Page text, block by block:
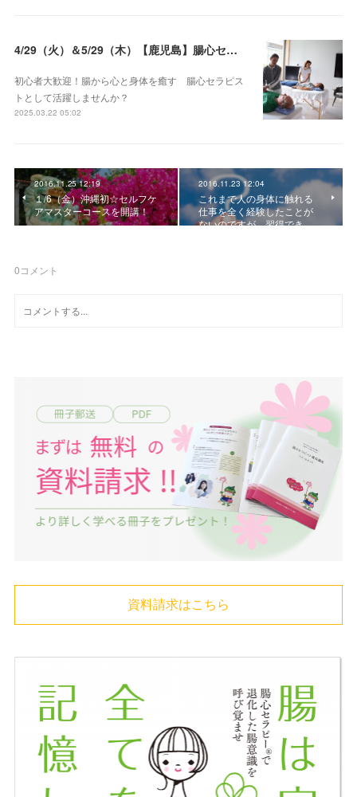
4/29（火）＆5/29（木）【鹿児島】腸心セラピスト養成コース《２日間コース》開講決定
初心者大歓迎！腸から心と身体を癒す 腸心セラピス
トとして活躍しませんか？
2025.03.22 05:02
2016.11.25 12:19
１/6（金）沖縄初☆セルフケ
アマスターコースを開講！
2016.11.23 12:04
これまで人の身体に触れる
仕事を全く経験したことが
ないのですが、習得でき…
0コメント
資料請求はこちら